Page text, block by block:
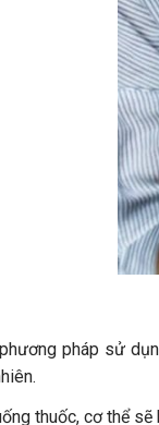
pháp sử
thuốc, cơ thể